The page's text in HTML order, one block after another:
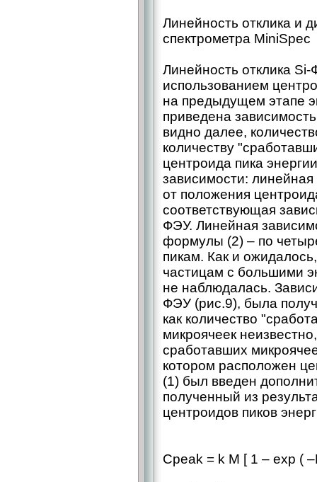
Линейность отклика и
спектрометра MiniSpec
Линейность отклика
использованием
на предыдущем этапе
приведена
видно далее,
количеству
центроида пика
зависимости: линейная
от положения
соответствующая
ФЭУ. Линейная
формулы (2) – по
пикам. Как и
частицам с большими
не наблюдалась.
ФЭУ (рис.9), была
как количество
микроячеек
сработавших
котором расположен
(1) был введен
полученный из
центроидов пиков
Cpeak = k M [ 1 – exp (